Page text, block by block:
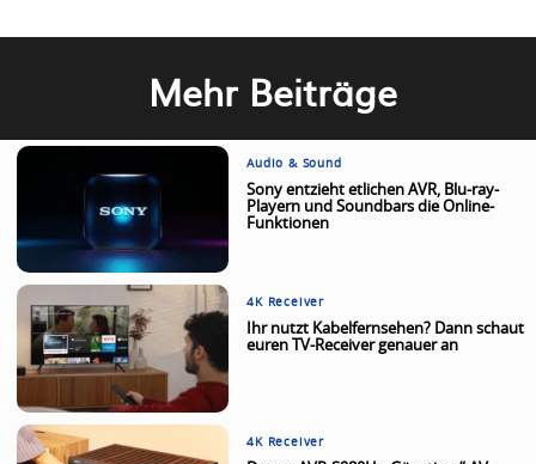
Mehr Beiträge
Audio & Sound
Sony entzieht etlichen AVR, Blu-ray-
Playern und Soundbars die Online-
Funktionen
4K Receiver
Ihr nutzt Kabelfernsehen? Dann schaut
euren TV-Receiver genauer an
4K Receiver